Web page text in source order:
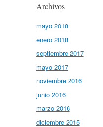
Archivos
mayo 2018
enero 2018
septiembre 2017
mayo 2017
noviembre 2016
junio 2016
marzo 2016
diciembre 2015